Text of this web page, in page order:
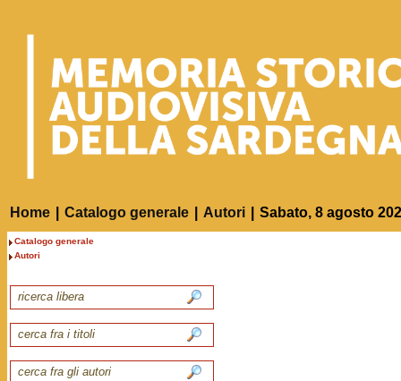
Home Catalogo generale Autori Sabato, 8 agosto
Catalogo generale
Autori